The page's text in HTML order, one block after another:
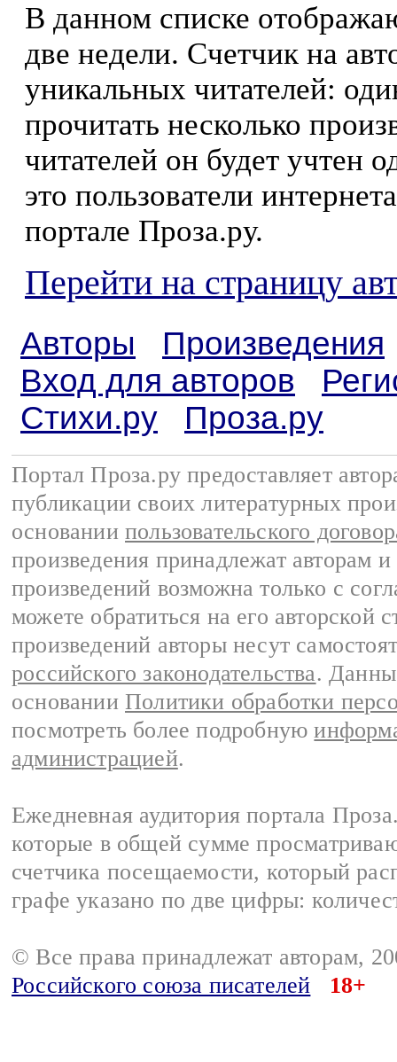
В данном списке
две недели. Счетчик на
уникальных читателей:
прочитать несколько
читателей он будет учтен
это пользователи
портале Проза.ру.
Перейти на страницу
Авторы
Произведения
Вход для авторов
Стихи.ру
Проза.ру
Портал Проза.ру предоставляет
публикации своих литературных
основании пользовательского
произведения принадлежат авторам
произведений возможна только с
можете обратиться на его авторской
произведений авторы несут
российского законодательства.
основании Политики обработки
посмотреть более подробную
администрацией.
Ежедневная аудитория портала
которые в общей сумме
счетчика посещаемости, который
графе указано по две цифры:
© Все права принадлежат авторам,
Российского союза писателей
18+